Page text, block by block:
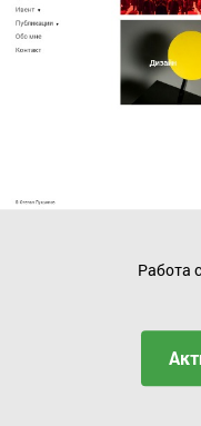
Работа